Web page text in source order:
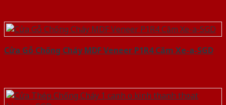
Cửa Gỗ Chống Cháy MDF Veneer P1R4 Căm Xe-a-SGD